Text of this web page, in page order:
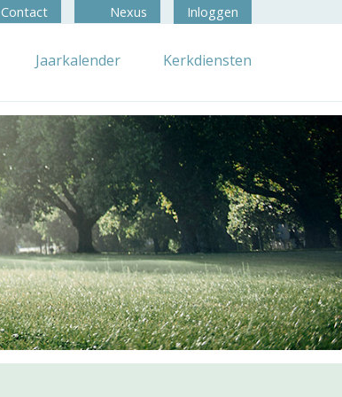
Contact Nexus Inloggen
Jaarkalender Kerkdiensten